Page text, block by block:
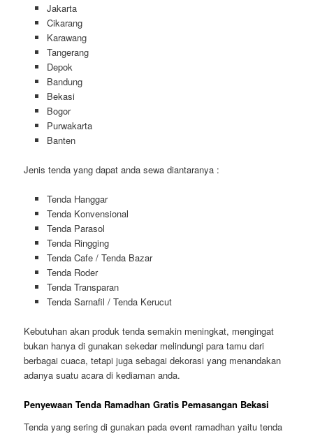
Jakarta
Cikarang
Karawang
Tangerang
Depok
Bandung
Bekasi
Bogor
Purwakarta
Banten
Jenis tenda yang dapat anda sewa diantaranya :
Tenda Hanggar
Tenda Konvensional
Tenda Parasol
Tenda Ringging
Tenda Cafe / Tenda Bazar
Tenda Roder
Tenda Transparan
Tenda Sarnafil / Tenda Kerucut
Kebutuhan akan produk tenda semakin meningkat, mengingat
bukan hanya di gunakan sekedar melindungi para tamu dari
berbagai cuaca, tetapi juga sebagai dekorasi yang menandakan
adanya suatu acara di kediaman anda.
Penyewaan Tenda Ramadhan Gratis Pemasangan Bekasi
Tenda yang sering di gunakan pada event ramadhan yaitu tenda